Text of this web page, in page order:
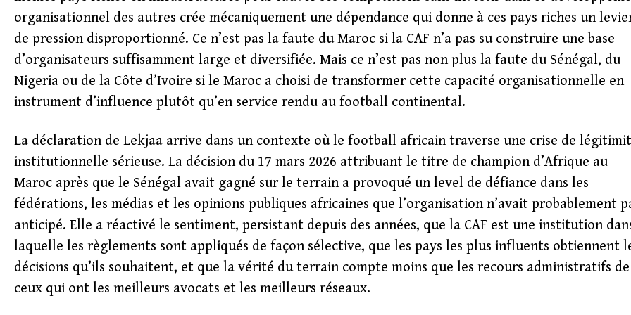
organisationnel des autres crée mécaniquement une dépendance qui donne à ces pays riches un
de pression disproportionné. Ce n’est pas la faute du Maroc si la CAF n’a pas su construire une base
d’organisateurs suffisamment large et diversifiée. Mais ce n’est pas non plus la faute du Sénégal, du
Nigeria ou de la Côte d’Ivoire si le Maroc a choisi de transformer cette capacité organisationnelle en
instrument d’influence plutôt qu’en service rendu au football continental.
La déclaration de Lekjaa arrive dans un contexte où le football africain traverse une crise de
institutionnelle sérieuse. La décision du 17 mars 2026 attribuant le titre de champion d’Afrique au
Maroc après que le Sénégal avait gagné sur le terrain a provoqué un level de défiance dans les
fédérations, les médias et les opinions publiques africaines que l’organisation n’avait probablement
anticipé. Elle a réactivé le sentiment, persistant depuis des années, que la CAF est une institution
laquelle les règlements sont appliqués de façon sélective, que les pays les plus influents obtiennent
décisions qu’ils souhaitent, et que la vérité du terrain compte moins que les recours administratifs de
ceux qui ont les meilleurs avocats et les meilleurs réseaux.